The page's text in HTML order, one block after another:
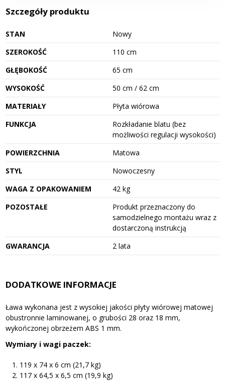
Szczegóły produktu
STAN
Nowy
SZEROKOŚĆ
110 cm
GŁĘBOKOŚĆ
65 cm
WYSOKOŚĆ
50 cm / 62 cm
MATERIAŁY
Płyta wiórowa
FUNKCJA
Rozkładanie blatu (bez
możliwości regulacji wysokości)
POWIERZCHNIA
Matowa
STYL
Nowoczesny
WAGA Z OPAKOWANIEM
42 kg
POZOSTAŁE
Produkt przeznaczony do
samodzielnego montażu wraz z
dostarczoną instrukcją
GWARANCJA
2 lata
DODATKOWE INFORMACJE
Ława wykonana jest z wysokiej jakości płyty wiórowej matowej
obustronnie laminowanej, o grubości 28 oraz 18 mm,
wykończonej obrzeżem ABS 1 mm.
Wymiary i wagi paczek:
119 x 74 x 6 cm (21,7 kg)
117 x 64,5 x 6,5 cm (19,9 kg)